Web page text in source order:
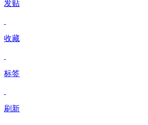
发贴
收藏
标签
刷新